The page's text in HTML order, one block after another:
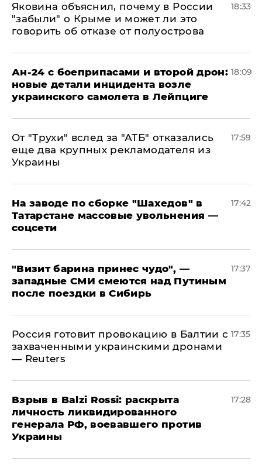
Яковина объяснил, почему в России
"забыли" о Крыме и может ли это
говорить об отказе от полуострова
18:33
Ан-24 с боеприпасами и второй дрон:
новые детали инцидента возле
украинского самолета в Лейпциге
18:09
От "Трухи" вслед за "АТБ" отказались
еще два крупных рекламодателя из
Украины
17:59
На заводе по сборке "Шахедов" в
Татарстане массовые увольнения —
соцсети
17:42
"Визит барина принес чудо", —
западные СМИ смеются над Путиным
после поездки в Сибирь
17:37
​Россия готовит провокацию в Балтии с
захваченными украинскими дронами
— Reuters
17:35
​Взрыв в Balzi Rossi: раскрыта
личность ликвидированного
генерала РФ, воевавшего против
Украины
17:28